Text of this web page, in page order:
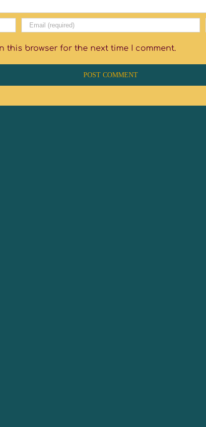
this browser for the next time I comment.